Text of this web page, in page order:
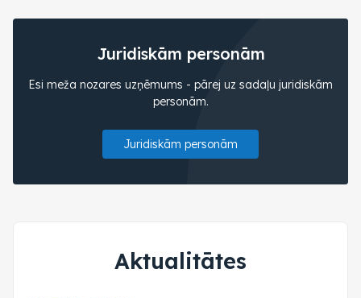
Juridiskām personām
Esi meža nozares uzņēmums - pārej uz sadaļu juridiskām
personām.
Juridiskām personām
Aktualitātes